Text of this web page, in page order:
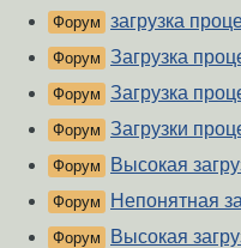
Форум загрузка
Форум Загрузка
Форум Загрузка
Форум Загрузки
Форум Высокая
Форум Непонятная
Форум Высокая